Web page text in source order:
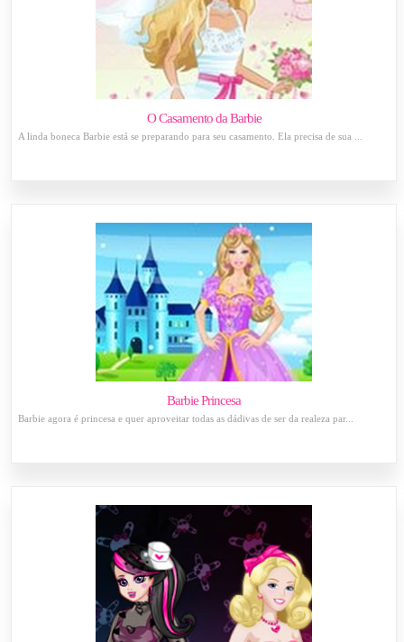
O Casamento da Barbie
A linda boneca Barbie está se preparando para seu casamento. Ela precisa de sua ...
Barbie Princesa
Barbie agora é princesa e quer aproveitar todas as dádivas de ser da realeza par...